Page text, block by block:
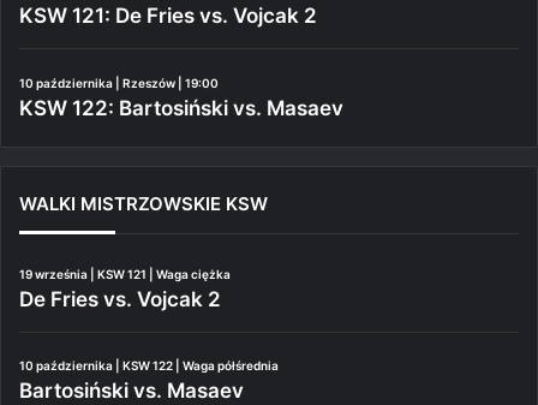
KSW 121: De Fries vs. Vojcak 2
10 października | Rzeszów | 19:00
KSW 122: Bartosiński vs. Masaev
WALKI MISTRZOWSKIE KSW
19 września | KSW 121 | Waga ciężka
De Fries vs. Vojcak 2
10 października | KSW 122 | Waga półśrednia
Bartosiński vs. Masaev